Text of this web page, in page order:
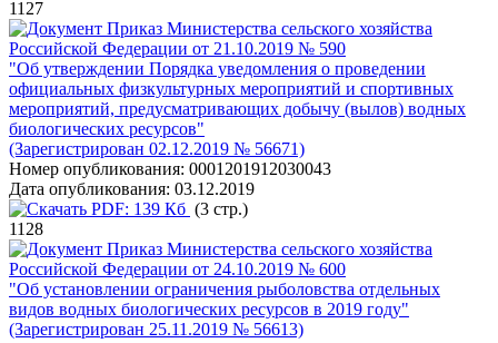
1127
Приказ Министерства сельского хозяйства
Российской Федерации от 21.10.2019 № 590
"Об утверждении Порядка уведомления о проведении
официальных физкультурных мероприятий и спортивных
мероприятий, предусматривающих добычу (вылов) водных
биологических ресурсов"
(Зарегистрирован 02.12.2019 № 56671)
Номер опубликования: 0001201912030043
Дата опубликования: 03.12.2019
PDF: 139 Кб (3 стр.)
1128
Приказ Министерства сельского хозяйства
Российской Федерации от 24.10.2019 № 600
"Об установлении ограничения рыболовства отдельных
видов водных биологических ресурсов в 2019 году"
(Зарегистрирован 25.11.2019 № 56613)